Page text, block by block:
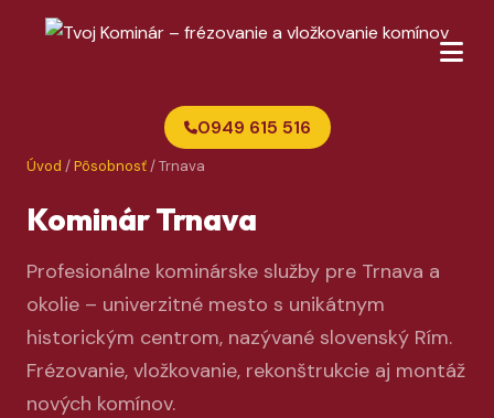
0949 615 516
Úvod /Pôsobnosť/ Trnava
Kominár Trnava
Profesionálne kominárske služby pre Trnava a
okolie – univerzitné mesto s unikátnym
historickým centrom, nazývané slovenský Rím.
Frézovanie, vložkovanie, rekonštrukcie aj montáž
nových komínov.